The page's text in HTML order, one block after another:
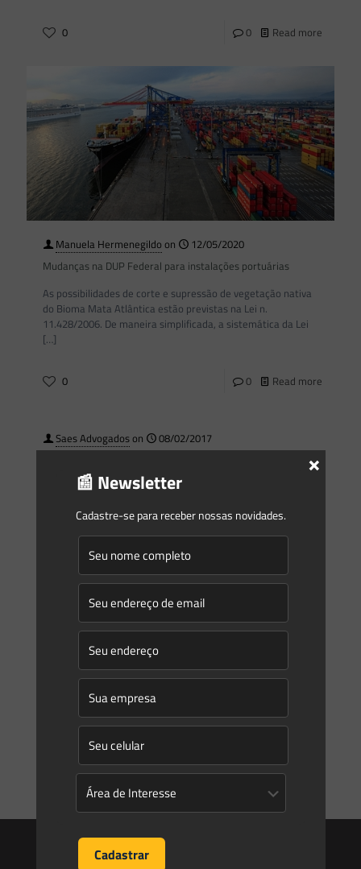
0 0 Read more
Manuela Hermenegildo on
12/05/2020
Mudanças na DUP Federal para instalações portuárias
As possibilidades de corte e supressão de vegetação nativa
do Bioma Mata Atlântica estão previstas na Lei n.
11.428/2006. De maneira simplificada, a sistemática da Lei
[…]
0 0 Read more
Saes Advogadoson
08/02/2017
Ambiente
Ambiente Caros leitores, A partir deste mês, retomamos a
nossa newsletter quinzenal e setorial, contemplando
questões ambientais, específicas e atuais, que
Read more
Manuela Hermenegildo
Requerimento de DUP para empreendimentos de energia
Estão em vigor, desde o dia 1º de janeiro de 2017, os novos
Utilidade Pública (DUP) de áreas necessárias[…]
0 Read more
📰 Newsletter
Cadastre-se para receber nossas novidades.
×